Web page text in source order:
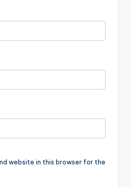
website in this browser for the